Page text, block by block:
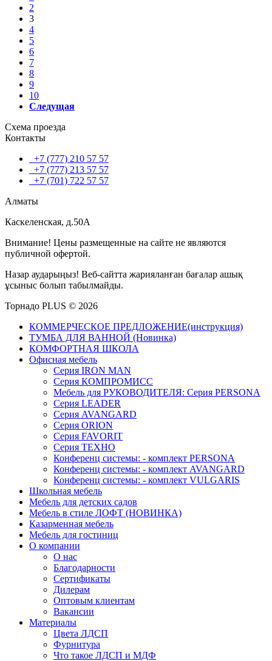
2
3
4
5
6
7
8
9
10
Следущая
Схема проезда
Контакты
+7 (777) 210 57 57
+7 (777) 213 57 57
+7 (701) 722 57 57
Алматы
Каскеленская, д.50А
Внимание! Цены размещенные на сайте не являются
публичной офертой.
Назар аударыңыз! Веб-сайтта жарияланған бағалар ашық
ұсыныс болып табылмайды.
Торнадо PLUS © 2026
КОММЕРЧЕСКОЕ ПРЕДЛОЖЕНИЕ(инструкция)
ТУМБА ДЛЯ ВАННОЙ (Новинка)
КОМФОРТНАЯ ШКОЛА
Офисная мебель
Серия IRON MAN
Серия КОМПРОМИСС
Мебель для РУКОВОДИТЕЛЯ: Серия PERSONA
Серия LEADER
Серия AVANGARD
Серия ORION
Серия FAVORIT
Серия ТЕХНО
Конференц системы: - комплект PERSONA
Конференц системы: - комплект AVANGARD
Конференц системы: - комплект VULGARIS
Школьная мебель
Мебель для детских садов
Мебель в стиле ЛОФТ (НОВИНКА)
Казарменная мебель
Мебель для гостиниц
О компании
О нас
Благодарности
Сертификаты
Дилерам
Оптовым клиентам
Вакансии
Материалы
Цвета ЛДСП
Фурнитура
Что такое ЛДСП и МДФ